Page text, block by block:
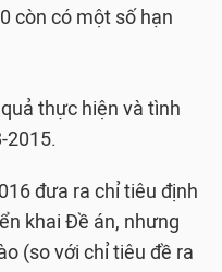
còn có một số hạn
thực hiện và tình
2015.
đưa ra chỉ tiêu định
khai Đề án, nhưng
(so với chỉ tiêu đề ra